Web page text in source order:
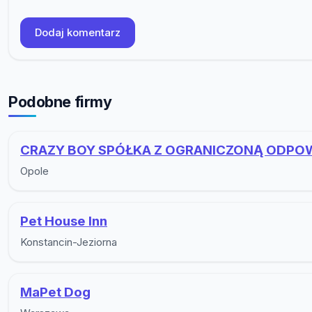
Dodaj komentarz
Podobne firmy
CRAZY BOY SPÓŁKA Z OGRANICZONĄ
Opole
Pet House Inn
Konstancin-Jeziorna
MaPet Dog